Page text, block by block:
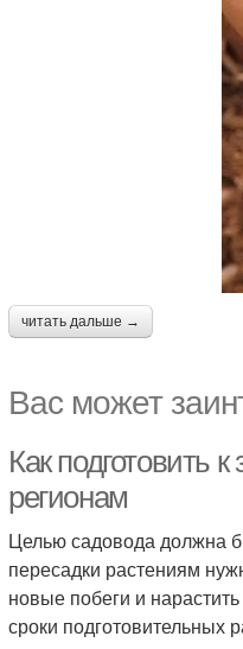
читать дальше →
Вас может
Как подготовить
регионам
Целью садовода должна
пересадки растениям
новые побеги и
сроки подготовительных